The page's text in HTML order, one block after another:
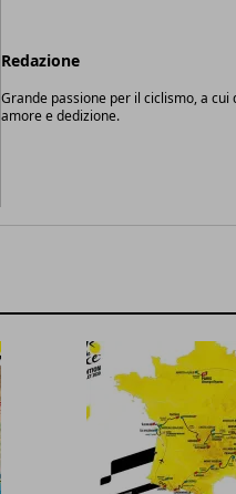
Redazione
Grande passione per il ciclismo, a
amore e dedizione.